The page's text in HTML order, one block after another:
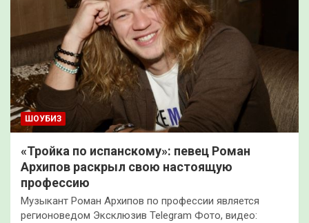
ШОУБИЗ
«Тройка по испанскому»: певец Роман
Архипов раскрыл свою настоящую
профессию
Музыкант Роман Архипов по профессии является
регионоведом Эксклюзив Telegram Фото, видео: